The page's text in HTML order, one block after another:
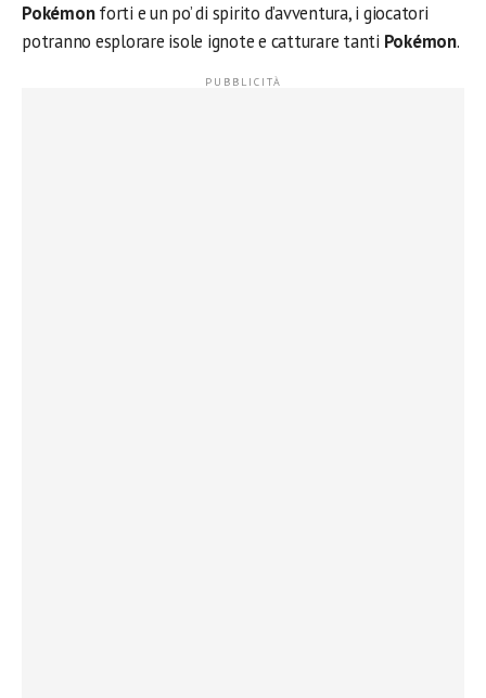
Pokémonforti e un po’ di spirito d’avventura, i giocatori
potranno esplorare isole ignote e catturare tanti Pokémon.